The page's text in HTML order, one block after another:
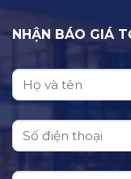
NHẬN BÁO GIÁ